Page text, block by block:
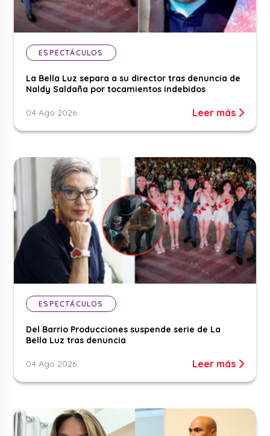
ESPECTÁCULOS
La Bella Luz separa a su director tras denuncia de
Naldy Saldaña por tocamientos indebidos
04 Ago 2026 Leer más
ESPECTÁCULOS
Del Barrio Producciones suspende serie de La
Bella Luz tras denuncia
04 Ago 2026 Leer más